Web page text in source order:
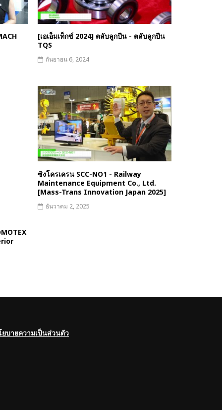
[เอเอ็มเท็กซ์ 2024] ตลับลูกปืน - ตลับลูกปืน
TQS
กันยายน 6, 2024
ซิงโครเครน SCC-NO1 - Railway
Maintenance Equipment Co., Ltd.
[Mass-Trans Innovation Japan 2025]
ธันวาคม 2, 2025
บายความเป็นส่วนตัว